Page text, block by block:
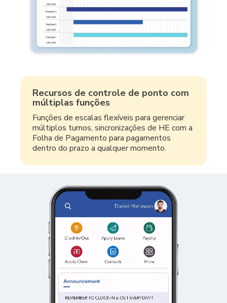
Recursos de controle de ponto com
múltiplas funções
Funções de escalas flexíveis para gerenciar
múltiplos turnos, sincronizações de HE com a
Folha de Pagamento para pagamentos
dentro do prazo a qualquer momento.